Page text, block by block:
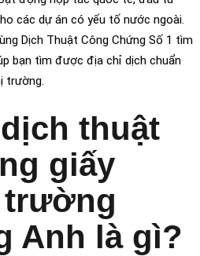
các dự án có yếu tố nước ngoài.
Dịch Thuật Công Chứng Số 1 tìm
bạn tìm được địa chỉ dịch chuẩn
trường.
thuật
giấy
trường
Anh là gì?